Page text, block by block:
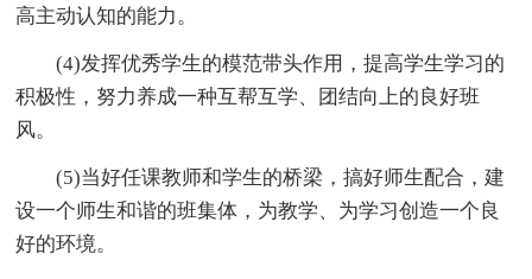
高主动认知的能力。
(4)发挥优秀学生的模范带头作用，提高学生学习的
积极性，努力养成一种互帮互学、团结向上的良好班
风。
(5)当好任课教师和学生的桥梁，搞好师生配合，建
设一个师生和谐的班集体，为教学、为学习创造一个良
好的环境。